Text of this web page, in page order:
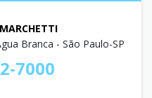
Branca - São Paulo-SP
7000